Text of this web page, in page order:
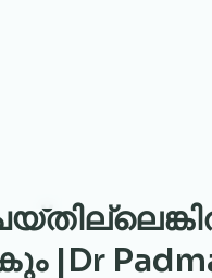
|Dr